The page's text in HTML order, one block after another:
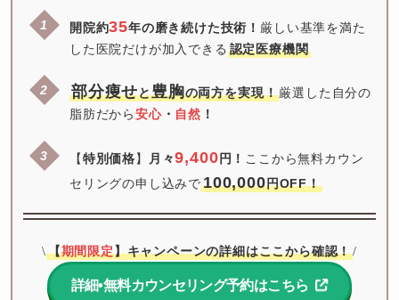
開院約35年の磨き続けた技術！ 厳しい基準を満た
した医院だけが加入できる 認定医療機関
部分痩せと豊胸の両方を実現！厳選した自分の
脂肪だから安心・ 自然 ！
【特別価格】 月々9,400 円！ ここから無料カウン
セリングの申し込みで100,000円OFF！
\【期間限定】キャンペーンの詳細はここから確認！/
詳細•無料カウンセリング予約はこちら